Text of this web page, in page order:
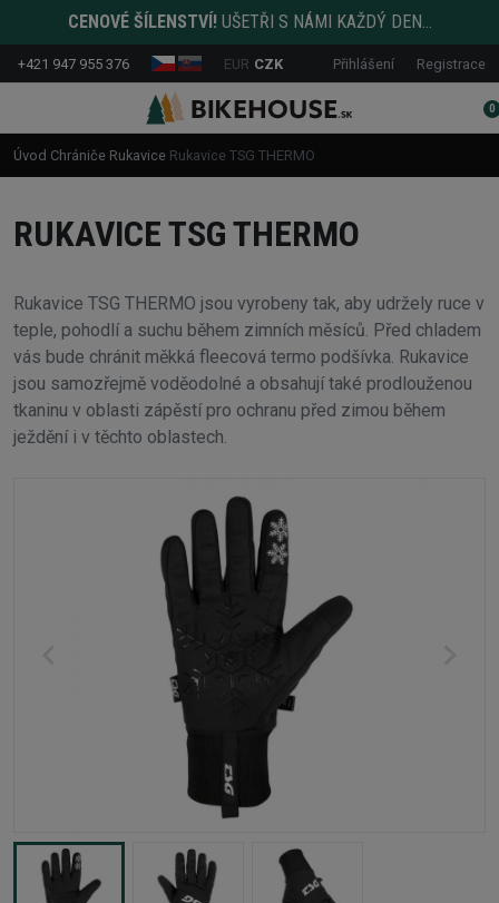
CENOVÉ ŠÍLENSTVÍ! UŠETŘI S NÁMI KAŽDÝ DEN...
+421 947 955 376 EUR CZK Přihlášení Registrace
0
Úvod Chrániče Rukavice Rukavice TSG THERMO
RUKAVICE TSG THERMO
Rukavice TSG THERMO jsou vyrobeny tak, aby udržely ruce v
teple, pohodlí a suchu během zimních měsíců. Před chladem
vás bude chránit měkká fleecová termo podšívka. Rukavice
jsou samozřejmě voděodolné a obsahují také prodlouženou
tkaninu v oblasti zápěstí pro ochranu před zimou během
ježdění i v těchto oblastech.